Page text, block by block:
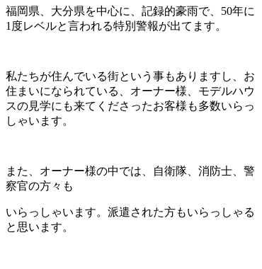
福岡県、大分県を中心に、記録的豪雨で、50年に
1度レベルと言われる特別警報が出てます。
私たちが住んでいる街という事もありますし、お
住まいになられている、オーナー様、モデルハウ
スの見学にも来てくださったお客様も多数いらっ
しゃいます。
また、オーナー様の中では、自衛隊、消防士、警
察官の方々も
いらっしゃいます。派遣された方もいらっしゃる
と思います。